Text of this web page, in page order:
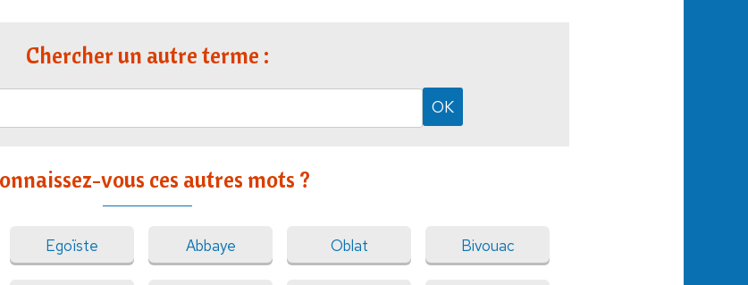
Chercher un autre terme :
vous ces autres mots ?
Egoïste Abbaye Oblat Bivouac